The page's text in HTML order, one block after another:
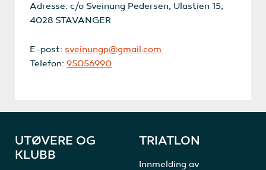
Adresse: c/o Sveinung Pedersen, Ulastien 15,
4028 STAVANGER
E-post: sveinungp@gmail.com
Telefon: 95056990
UTØVERE OG
KLUBB
TRIATLON
Innmelding av